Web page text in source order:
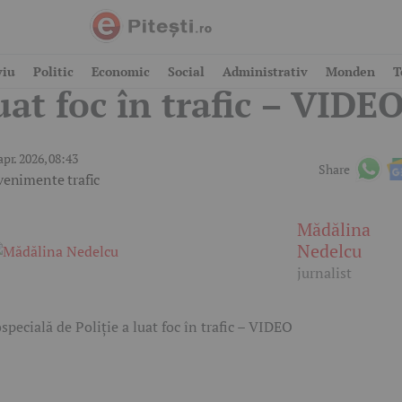
Politic Economic Social Administrativ Monden
de Poliție a
foc în trafic –
2026, 08:43
trafic
Share
Mădălina
Nedelcu
jurnalist